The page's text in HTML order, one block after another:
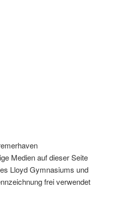
Medien auf dieser Seite
Lloyd Gymnasiums und
frei verwendet